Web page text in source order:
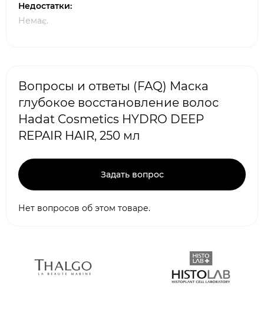
Недостатки:
Немає.
Вопросы и ответы (FAQ) Маска
глубокое восстановление волос
Hadat Cosmetics HYDRO DEEP
REPAIR HAIR, 250 мл
Задать вопрос
Нет вопросов об этом товаре.